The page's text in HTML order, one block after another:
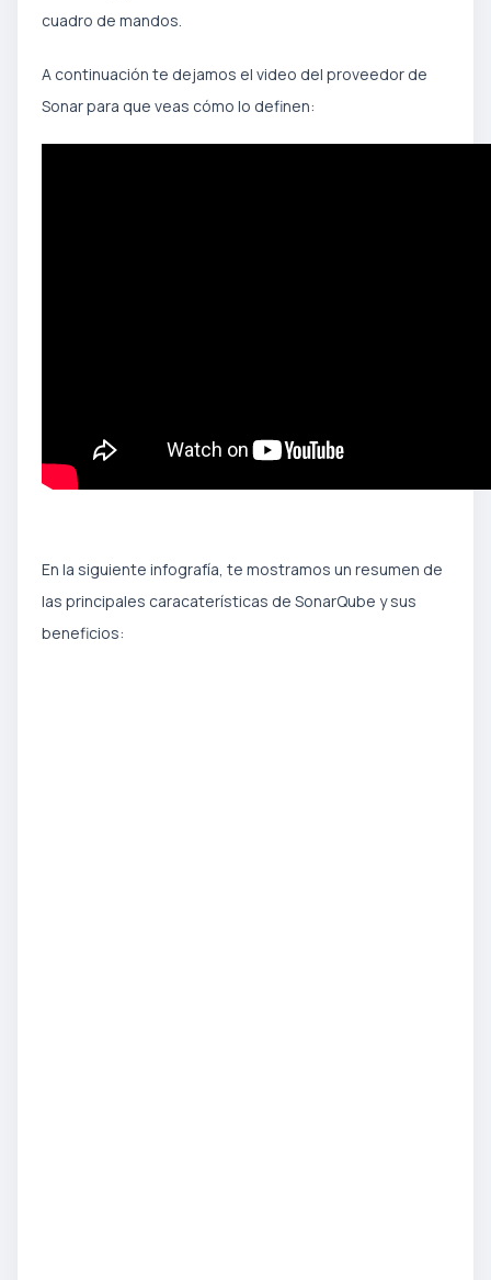
cuadro de mandos.
A continuación te dejamos el video del proveedor de
Sonar para que veas cómo lo definen:
En la siguiente infografía, te mostramos un resumen de
las principales caracaterísticas de SonarQube y sus
beneficios: